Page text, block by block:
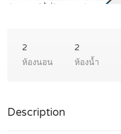
2
ห้องนอน
2
ห้องน้ำ
Description